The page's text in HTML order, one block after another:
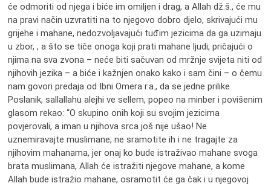
će odmoriti od njega i biće im omiljen i drag, a Allah dž.š., će mu
na pravi način uzvratiti na to njegovo dobro djelo, skrivajući mu
grijehe i mahane, nedozvoljavajući tuđim jezicima da ga uzimaju
u zbor, , a što se tiče onoga koji prati mahane ljudi, pričajući o
njima na sva zvona – neće biti sačuvan od mržnje svijeta niti od
njihovih jezika – a biće i kažnjen onako kako i sam čini – o čemu
nam govori predaja od Ibni Omera r.a., da se jedne prilike
Poslanik, sallallahu alejhi ve sellem, popeo na minber i povišenim
glasom rekao: “O skupino onih koji su svojim jezicima
povjerovali, a iman u njihova srca još nije ušao! Ne
uznemiravajte muslimane, ne sramotite ih i ne tragajte za
njihovim mahanama, jer onaj ko bude istraživao mahane svoga
brata muslimana, Allah će istražiti njegove mahane, a kome
Allah bude istražio mahane, osramotit će ga čak i u njegovoj